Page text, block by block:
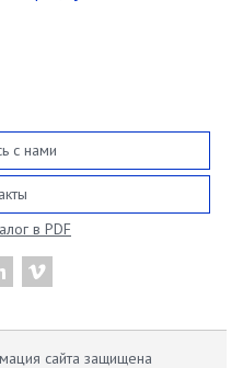
с нами
в PDF
сайта защищена